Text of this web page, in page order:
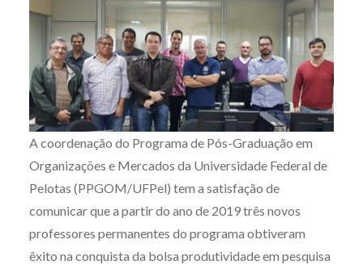
A coordenação do Programa de Pós-Graduação em
Organizações e Mercados da Universidade Federal de
Pelotas (PPGOM/UFPel) tem a satisfação de
comunicar que a partir do ano de 2019 três novos
professores permanentes do programa obtiveram
êxito na conquista da bolsa produtividade em pesquisa